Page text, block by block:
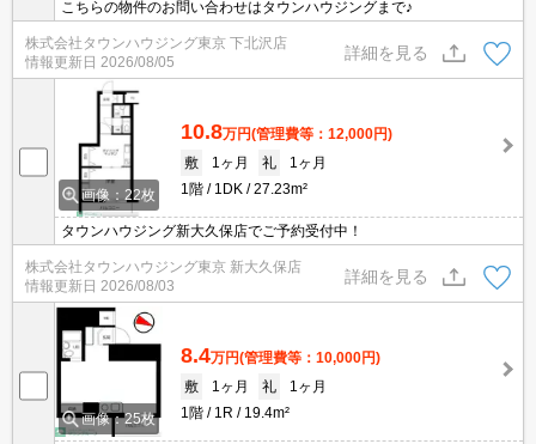
こちらの物件のお問い合わせはタウンハウジングまで♪
株式会社タウンハウジング東京 下北沢店
情報更新日 2026/08/05
詳細を見る
画像：22枚
10.8万円(管理費等：12,000円)
敷
1ヶ月 礼
1ヶ月
1階
1DK 27.23m²
タウンハウジング新大久保店でご予約受付中！
株式会社タウンハウジング東京 新大久保店
情報更新日 2026/08/03
詳細を見る
画像：25枚
8.4万円(管理費等：10,000円)
敷
1ヶ月 礼
1ヶ月
1階
1R 19.4m²